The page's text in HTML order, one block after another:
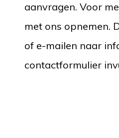
aanvragen. Voor
met ons opnemen.
of e-mailen naar
contactformulier